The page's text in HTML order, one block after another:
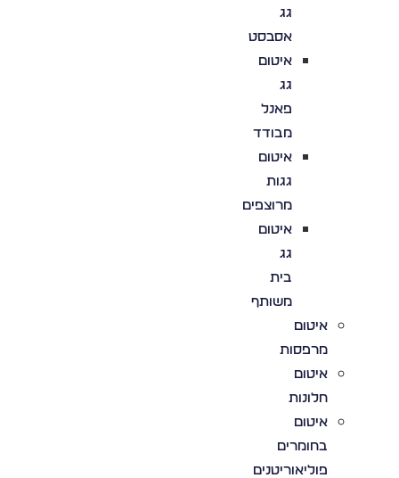
גג
אסבסט
איטום
גג
פאנל
מבודד
איטום
גגות
מרוצפים
איטום
גג
בית
משותף
איטום
מרפסות
איטום
חלונות
איטום
בחומרים
פוליאוריטנים